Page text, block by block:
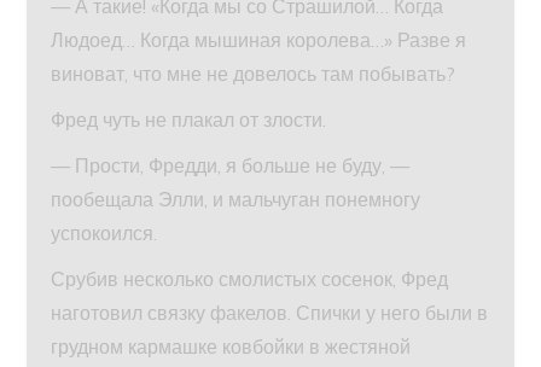
— А такие! «Когда мы со Страшилой… Когда
Людоед… Когда мышиная королева…» Разве я
виноват, что мне не довелось там побывать?
Фред чуть не плакал от злости.
— Прости, Фредди, я больше не буду, —
пообещала Элли, и мальчуган понемногу
успокоился.
Срубив несколько смолистых сосенок, Фред
наготовил связку факелов. Спички у него были в
грудном кармашке ковбойки в жестяной